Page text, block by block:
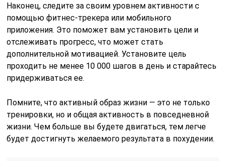
Наконец, следите за своим уровнем активности с
помощью фитнес-трекера или мобильного
приложения. Это поможет вам установить цели и
отслеживать прогресс, что может стать
дополнительной мотивацией. Установите цель
проходить не менее 10 000 шагов в день и старайтесь
придерживаться ее.
Помните, что активный образ жизни — это не только
тренировки, но и общая активность в повседневной
жизни. Чем больше вы будете двигаться, тем легче
будет достигнуть желаемого результата в похудении.